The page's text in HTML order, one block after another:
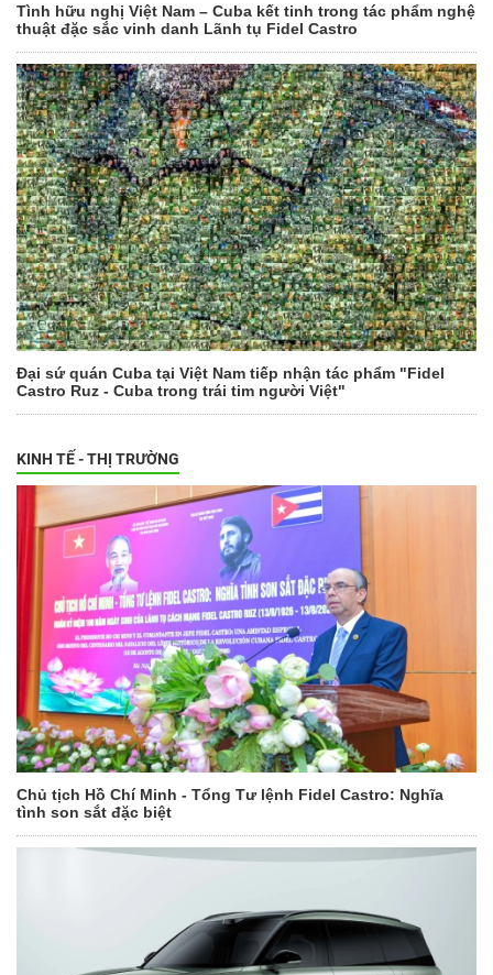
Tình hữu nghị Việt Nam – Cuba kết tinh trong tác phẩm nghệ
thuật đặc sắc vinh danh Lãnh tụ Fidel Castro
Đại sứ quán Cuba tại Việt Nam tiếp nhận tác phẩm "Fidel
Castro Ruz - Cuba trong trái tim người Việt"
KINH TẾ - THỊ TRƯỜNG
Chủ tịch Hồ Chí Minh - Tổng Tư lệnh Fidel Castro: Nghĩa
tình son sắt đặc biệt